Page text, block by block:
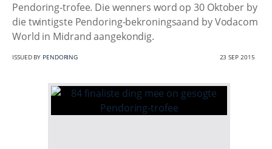
Pendoring-trofee. Die wenners word op 30 Oktober by
die twintigste Pendoring-bekroningsaand by Vodacom
World in Midrand aangekondig.
ISSUED BY PENDORING 23 SEP 2015